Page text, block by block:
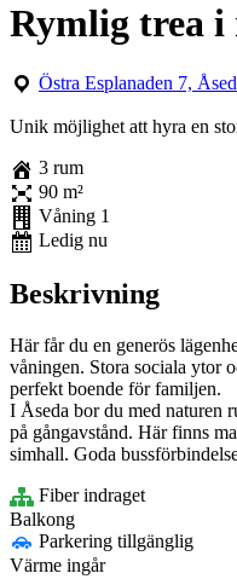
Rymlig trea
Östra Esplanaden 7,
Unik möjlighet att hyra en
3 rum
90 m²
Våning 1
Ledig nu
Beskrivning
Här får du en generös
våningen. Stora sociala ytor
perfekt boende för familjen.
I Åseda bor du med naturen
på gångavstånd. Här finns
simhall. Goda
Fiber indraget
Balkong
Parkering tillgänglig
Värme ingår